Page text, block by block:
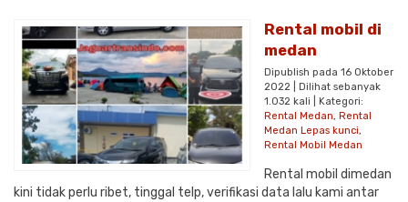
Rental mobil di
medan
Dipublish pada 16 Oktober
2022 | Dilihat sebanyak
1.032 kali | Kategori:
Rental Medan, Rental
Medan Lepas kunci,
Rental Mobil Medan
Rental mobil dimedan
kini tidak perlu ribet, tinggal telp, verifikasi data lalu kami antar